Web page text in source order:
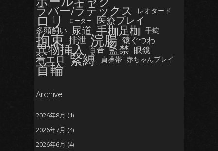
ラバー/ラテックス レオタード
ロリ ローター 医療プレイ
多頭飼い 尿道 手枷足枷 手錠
拘束 排泄 浣腸 猿ぐつわ
異物挿入 百合 監禁 眼鏡
着エロ 緊縛 貞操帯 赤ちゃんプレイ
首輪
Archive
2026年8月 (1)
2026年7月 (4)
2026年6月 (4)